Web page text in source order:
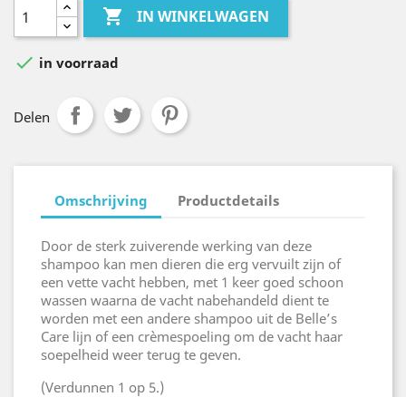
 IN WINKELWAGEN
 in voorraad
Delen
Omschrijving Productdetails
Door de sterk zuiverende werking van deze
shampoo kan men dieren die erg vervuilt zijn of
een vette vacht hebben, met 1 keer goed schoon
wassen waarna de vacht nabehandeld dient te
worden met een andere shampoo uit de Belle’s
Care lijn of een crèmespoeling om de vacht haar
soepelheid weer terug te geven.
(Verdunnen 1 op 5.)